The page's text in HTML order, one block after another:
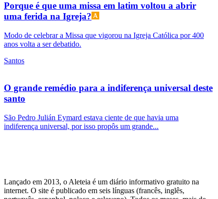
Porque é que uma missa em latim voltou a abrir
uma ferida na Igreja?
Modo de celebrar a Missa que vigorou na Igreja Católica por 400
anos volta a ser debatido.
Santos
O grande remédio para a indiferença universal deste
santo
São Pedro Julián Eymard estava ciente de que havia uma
indiferença universal, por isso propôs um grande...
Lançado em 2013, o Aleteia é um diário informativo gratuito na
internet. O site é publicado em seis línguas (francês, inglês,